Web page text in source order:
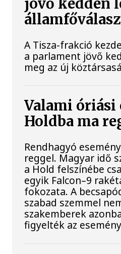
jövő kedden
A Tisza-frakció
a parlament jövő
meg az új
Valami óriási
Holdba ma
Rendhagyó
reggel. Magyar idő
a Hold felszínébe
egyik Falcon–9
fokozata. A
szabad szemmel
szakemberek
figyelték az